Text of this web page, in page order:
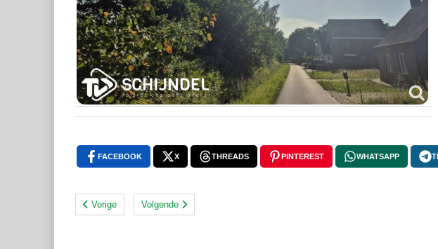
FACEBOOK X THREADS PINTEREST WHATSAPP
Vorige Volgende